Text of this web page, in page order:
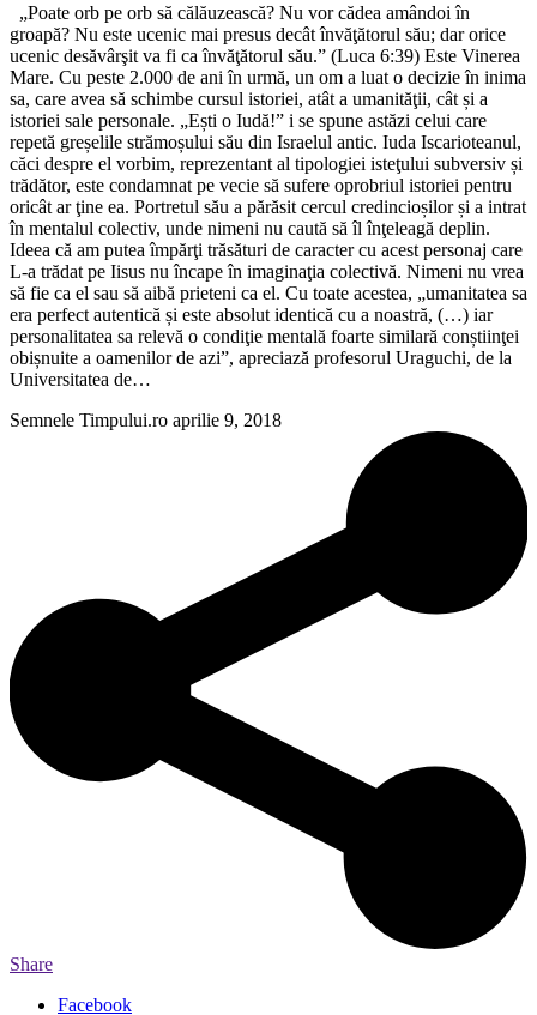
„Poate orb pe orb să călăuzească? Nu vor cădea amândoi în
groapă? Nu este ucenic mai presus decât învăţătorul său; dar orice
ucenic desăvârşit va fi ca învăţătorul său.” (Luca 6:39) Este Vinerea
Mare. Cu peste 2.000 de ani în urmă, un om a luat o decizie în inima
sa, care avea să schimbe cursul istoriei, atât a umanităţii, cât și a
istoriei sale personale. „Ești o Iudă!” i se spune astăzi celui care
repetă greșelile strămoșului său din Israelul antic. Iuda Iscarioteanul,
căci despre el vorbim, reprezentant al tipologiei isteţului subversiv și
trădător, este condamnat pe vecie să sufere oprobriul istoriei pentru
oricât ar ţine ea. Portretul său a părăsit cercul credincioșilor și a intrat
în mentalul colectiv, unde nimeni nu caută să îl înţeleagă deplin.
Ideea că am putea împărţi trăsături de caracter cu acest personaj care
L-a trădat pe Iisus nu încape în imaginaţia colectivă. Nimeni nu vrea
să fie ca el sau să aibă prieteni ca el. Cu toate acestea, „umanitatea sa
era perfect autentică și este absolut identică cu a noastră, (…) iar
personalitatea sa relevă o condiţie mentală foarte similară conștiinţei
obișnuite a oamenilor de azi”, apreciază profesorul Uraguchi, de la
Universitatea de…
Semnele Timpului.ro aprilie 9, 2018
Share
Facebook